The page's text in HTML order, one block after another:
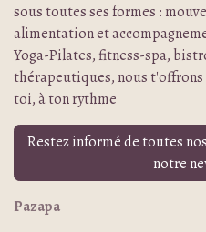
sous toutes ses formes :
alimentation et
Yoga-Pilates, fitness-spa,
thérapeutiques, nous
toi, à ton rythme
Restez informé de toutes
notre
Pazapa